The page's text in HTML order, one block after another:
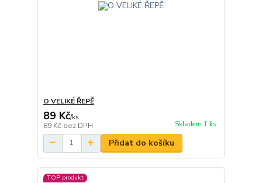
O VELIKÉ ŘEPĚ
89 Kč/ks
89 Kč bez DPH Skladem 1 ks
Přidat do košíku
TOP produkt